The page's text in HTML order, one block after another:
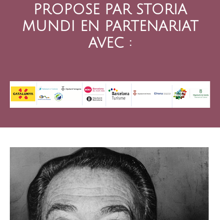
PROPOSE PAR STORIA
MUNDI EN PARTENARIAT
AVEC :